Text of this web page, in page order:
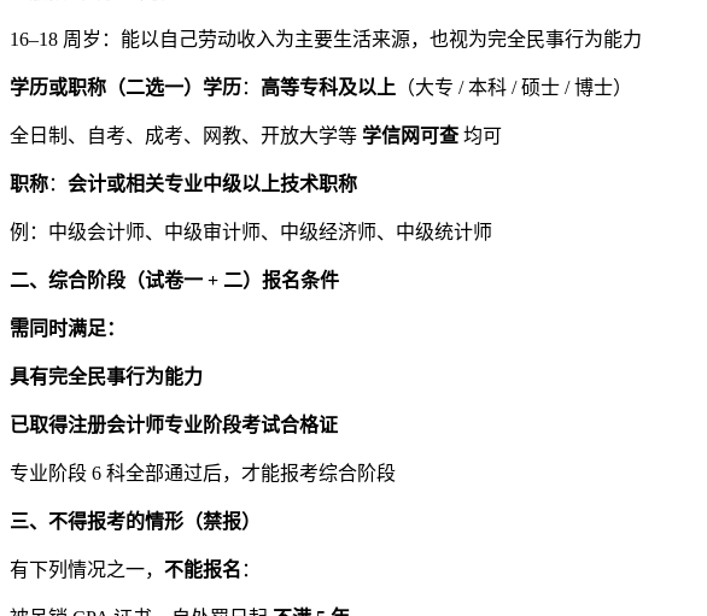
16–18 周岁：能以自己劳动收入为主要生活来源，也视为完全民事行为能力
学历或职称（二选一）学历： 高等专科及以上 （大专 / 本科 / 硕士 / 博士）
全日制、自考、成考、网教、开放大学等 学信网可查 均可
职称： 会计或相关专业中级以上技术职称
例：中级会计师、中级审计师、中级经济师、中级统计师
二、综合阶段（试卷一 + 二）报名条件
需同时满足：
具有完全民事行为能力
已取得注册会计师专业阶段考试合格证
专业阶段 6 科全部通过后，才能报考综合阶段
三、不得报考的情形（禁报）
有下列情况之一， 不能报名 ：